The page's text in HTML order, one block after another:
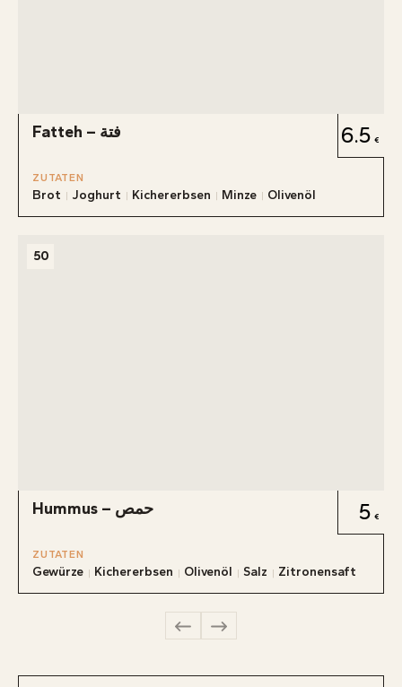
Fatteh – فتة 6.5
ZUTATEN
Brot Joghurt Kichererbsen Minze Olivenöl
50
Hummus – حمص 5
ZUTATEN
Gewürze Kichererbsen Olivenöl Salz Zitronensaft